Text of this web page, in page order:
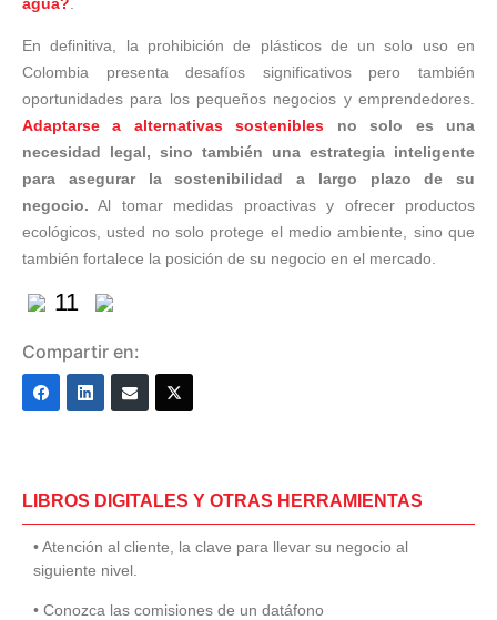
En definitiva, la prohibición de plásticos de un solo uso en
Colombia presenta desafíos significativos pero también
oportunidades para los pequeños negocios y emprendedores.
Adaptarse a alternativas sostenibles no solo es una
necesidad legal, sino también una estrategia inteligente
para asegurar la sostenibilidad a largo plazo de su
negocio. Al tomar medidas proactivas y ofrecer productos
ecológicos, usted no solo protege el medio ambiente, sino que
también fortalece la posición de su negocio en el mercado.
11
Compartir en:
LIBROS DIGITALES Y OTRAS HERRAMIENTAS
• Atención al cliente, la clave para llevar su negocio al
siguiente nivel.
• Conozca las comisiones de un datáfono